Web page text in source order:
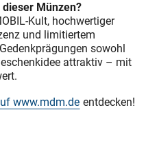
Münzen?
Kult, hochwertiger
und limitiertem
sowohl
attraktiv – mit
www.mdm.de entdecken!